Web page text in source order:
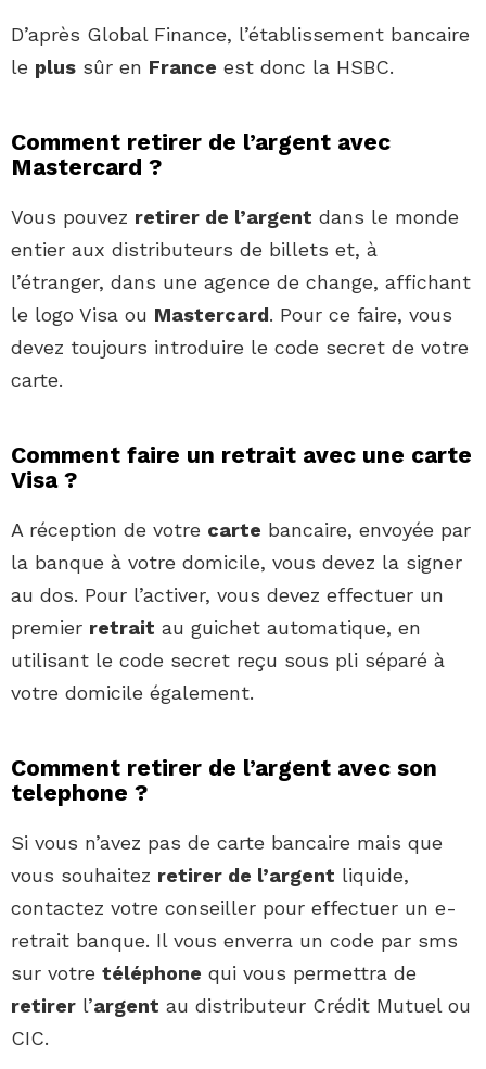
D’après Global Finance, l’établissement bancaire
le plus sûr en France est donc la HSBC.
Comment retirer de l’argent avec
Mastercard ?
Vous pouvez retirer de l’argent dans le monde
entier aux distributeurs de billets et, à
l’étranger, dans une agence de change, affichant
le logo Visa ou Mastercard. Pour ce faire, vous
devez toujours introduire le code secret de votre
carte.
Comment faire un retrait avec une carte
Visa ?
A réception de votre carte bancaire, envoyée par
la banque à votre domicile, vous devez la signer
au dos. Pour l’activer, vous devez effectuer un
premier retrait au guichet automatique, en
utilisant le code secret reçu sous pli séparé à
votre domicile également.
Comment retirer de l’argent avec son
telephone ?
Si vous n’avez pas de carte bancaire mais que
vous souhaitez retirer de l’argent liquide,
contactez votre conseiller pour effectuer un e-
retrait banque. Il vous enverra un code par sms
sur votre téléphone qui vous permettra de
retirer l’argent au distributeur Crédit Mutuel ou
CIC.